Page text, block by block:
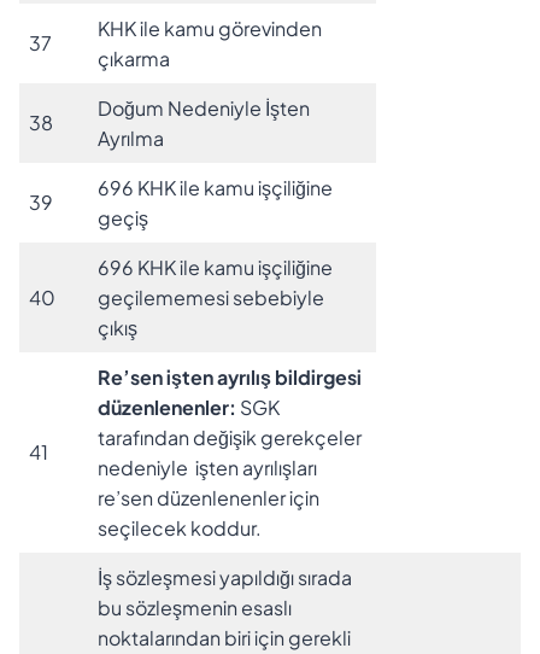
37
KHK ile kamu görevinden
çıkarma
38
Doğum Nedeniyle İşten
Ayrılma
39
696 KHK ile kamu işçiliğine
geçiş
40
696 KHK ile kamu işçiliğine
geçilememesi sebebiyle
çıkış
41
Re’sen işten ayrılış bildirgesi
düzenlenenler: SGK
tarafından değişik gerekçeler
nedeniyle işten ayrılışları
re’sen düzenlenenler için
seçilecek koddur.
İş sözleşmesi yapıldığı sırada
bu sözleşmenin esaslı
noktalarından biri için gerekli